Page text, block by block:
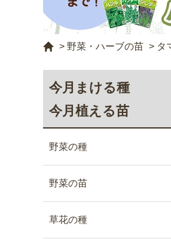
> 野菜・ハーブの苗 > タ
今月まける種
今月植える苗
野菜の種
野菜の苗
草花の種